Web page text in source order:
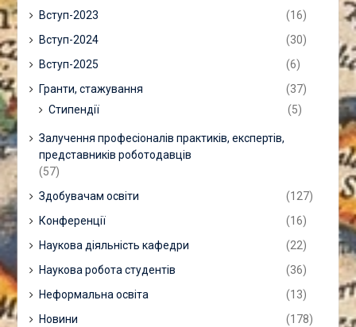
Вступ-2023
(16)
Вступ-2024
(30)
Вступ-2025
(6)
Гранти, стажування
(37)
Стипендії
(5)
Залучення професіоналів практиків, експертів,
представників роботодавців
(57)
Здобувачам освіти
(127)
Конференції
(16)
Наукова діяльність кафедри
(22)
Наукова робота студентів
(36)
Неформальна освіта
(13)
Новини
(178)